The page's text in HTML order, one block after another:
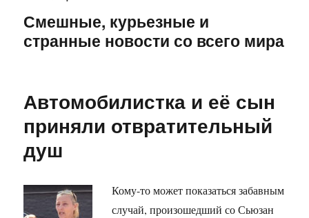
Смешные, курьезные и
странные новости со всего мира
Автомобилистка и её сын
приняли отвратительный
душ
Кому-то может показаться забавным
случай, произошедший со Сьюзан